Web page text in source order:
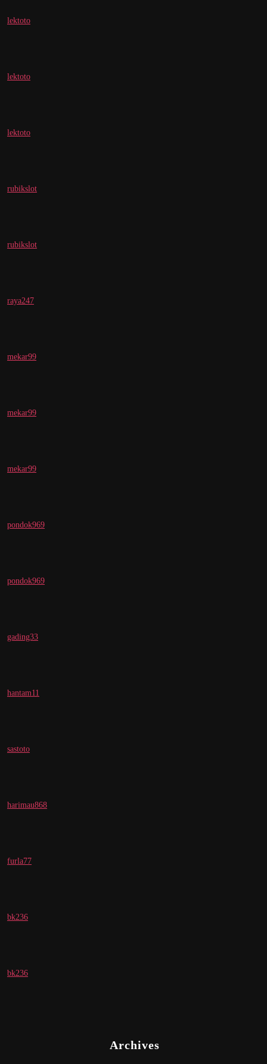
lektoto
lektoto
lektoto
rubikslot
rubikslot
raya247
mekar99
mekar99
mekar99
pondok969
pondok969
gading33
hantam11
sastoto
harimau868
furla77
bk236
bk236
Archives